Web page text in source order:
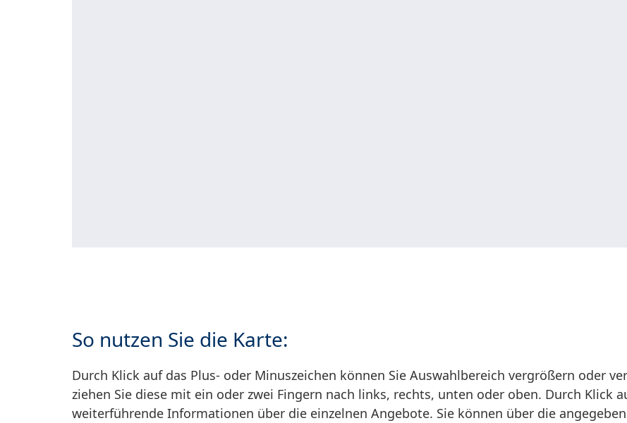
So nutzen Sie die Karte:
Durch Klick auf das Plus- oder Minuszeichen können Sie Auswahlbereich vergrößern oder
ziehen Sie diese mit ein oder zwei Fingern nach links, rechts, unten oder oben. Durch Klick
weiterführende Informationen über die einzelnen Angebote. Sie können über die